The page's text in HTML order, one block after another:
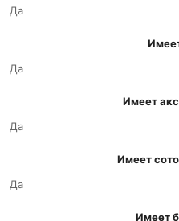
Да
Да
Имеет
Да
Имеет
Да
Имеет